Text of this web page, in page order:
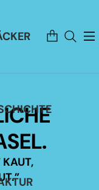
Artikel
im
Warenkorb
KAUT,